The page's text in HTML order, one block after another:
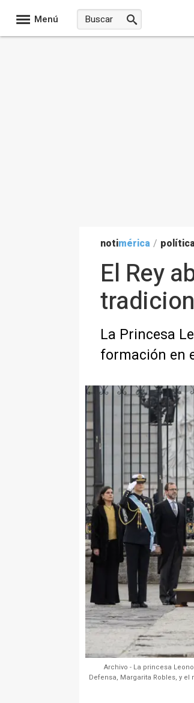
Menú
notimérica /
El Rey
La Princesa
formación en
Archivo - La princesa
Defensa, Margarita Robles, y